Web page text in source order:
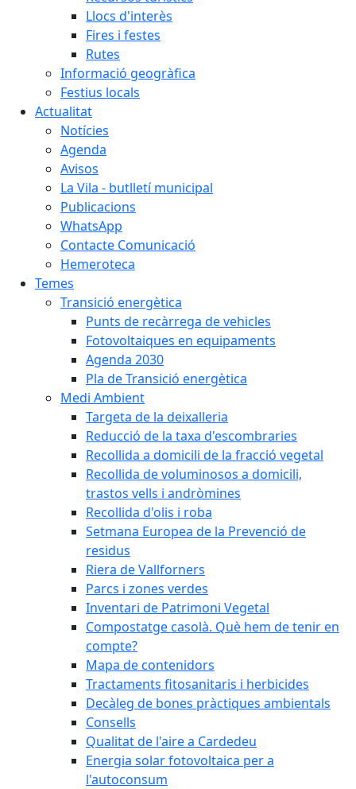
Llocs d'interès
Fires i festes
Rutes
Informació geogràfica
Festius locals
Actualitat
Notícies
Agenda
Avisos
La Vila - butlletí municipal
Publicacions
WhatsApp
Contacte Comunicació
Hemeroteca
Temes
Transició energètica
Punts de recàrrega de vehicles
Fotovoltaiques en equipaments
Agenda 2030
Pla de Transició energètica
Medi Ambient
Targeta de la deixalleria
Reducció de la taxa d'escombraries
Recollida a domicili de la fracció vegetal
Recollida de voluminosos a domicili,
trastos vells i andròmines
Recollida d'olis i roba
Setmana Europea de la Prevenció de
residus
Riera de Vallforners
Parcs i zones verdes
Inventari de Patrimoni Vegetal
Compostatge casolà. Què hem de tenir en
compte?
Mapa de contenidors
Tractaments fitosanitaris i herbicides
Decàleg de bones pràctiques ambientals
Consells
Qualitat de l'aire a Cardedeu
Energia solar fotovoltaica per a
l'autoconsum